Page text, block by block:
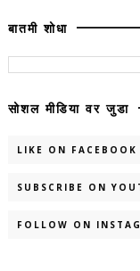
बातमी शोधा
सोशल मीडिया वर जुडा
LIKE ON FACEBOOK
SUBSCRIBE ON
FOLLOW ON